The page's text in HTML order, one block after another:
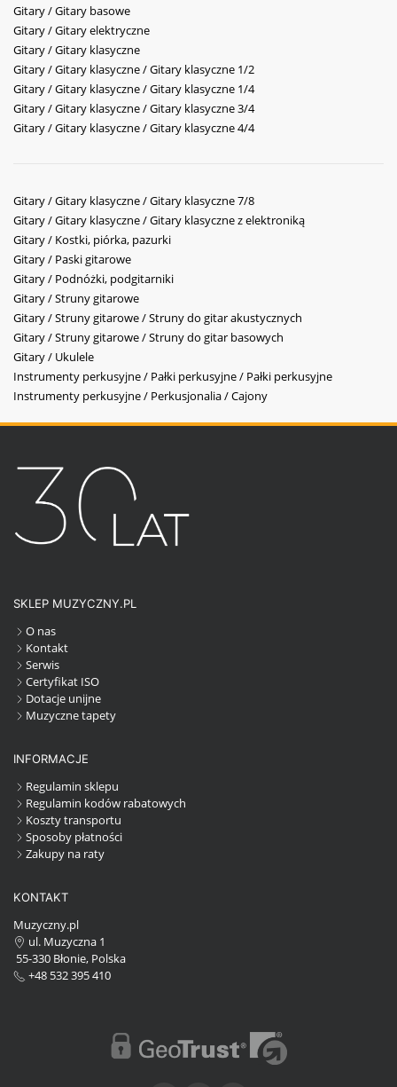
Gitary / Gitary basowe
Gitary / Gitary elektryczne
Gitary / Gitary klasyczne
Gitary / Gitary klasyczne / Gitary klasyczne 1/2
Gitary / Gitary klasyczne / Gitary klasyczne 1/4
Gitary / Gitary klasyczne / Gitary klasyczne 3/4
Gitary / Gitary klasyczne / Gitary klasyczne 4/4
Gitary / Gitary klasyczne / Gitary klasyczne 7/8
Gitary / Gitary klasyczne / Gitary klasyczne z elektroniką
Gitary / Kostki, piórka, pazurki
Gitary / Paski gitarowe
Gitary / Podnóżki, podgitarniki
Gitary / Struny gitarowe
Gitary / Struny gitarowe / Struny do gitar akustycznych
Gitary / Struny gitarowe / Struny do gitar basowych
Gitary / Ukulele
Instrumenty perkusyjne / Pałki perkusyjne / Pałki perkusyjne
Instrumenty perkusyjne / Perkusjonalia / Cajony
SKLEP MUZYCZNY.PL
O nas
Kontakt
Serwis
Certyfikat ISO
Dotacje unijne
Muzyczne tapety
INFORMACJE
Regulamin sklepu
Regulamin kodów rabatowych
Koszty transportu
Sposoby płatności
Zakupy na raty
KONTAKT
Muzyczny.pl
ul. Muzyczna 1
55-330 Błonie, Polska
+48 532 395 410